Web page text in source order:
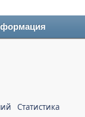
Статистика